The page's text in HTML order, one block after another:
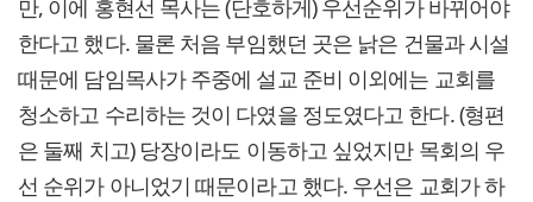
만, 이에 홍현선 목사는 (단호하게) 우선순위가 바뀌어야
한다고 했다. 물론 처음 부임했던 곳은 낡은 건물과 시설
때문에 담임목사가 주중에 설교 준비 이외에는 교회를
청소하고 수리하는 것이 다였을 정도였다고 한다. (형편
은 둘째 치고) 당장이라도 이동하고 싶었지만 목회의 우
선 순위가 아니었기 때문이라고 했다. 우선은 교회가 하